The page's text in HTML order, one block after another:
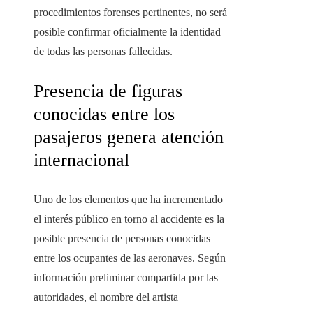
procedimientos forenses pertinentes, no será
posible confirmar oficialmente la identidad
de todas las personas fallecidas.
Presencia de figuras
conocidas entre los
pasajeros genera atención
internacional
Uno de los elementos que ha incrementado
el interés público en torno al accidente es la
posible presencia de personas conocidas
entre los ocupantes de las aeronaves. Según
información preliminar compartida por las
autoridades, el nombre del artista